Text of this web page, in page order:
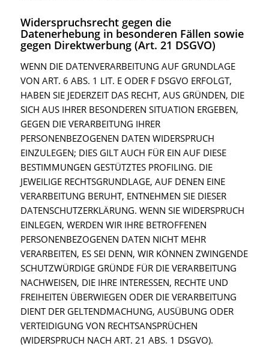
Widerspruchsrecht gegen die
Datenerhebung in besonderen Fällen sowie
gegen Direktwerbung (Art. 21 DSGVO)
WENN DIE DATENVERARBEITUNG AUF GRUNDLAGE
VON ART. 6 ABS. 1 LIT. E ODER F DSGVO ERFOLGT,
HABEN SIE JEDERZEIT DAS RECHT, AUS GRÜNDEN, DIE
SICH AUS IHRER BESONDEREN SITUATION ERGEBEN,
GEGEN DIE VERARBEITUNG IHRER
PERSONENBEZOGENEN DATEN WIDERSPRUCH
EINZULEGEN; DIES GILT AUCH FÜR EIN AUF DIESE
BESTIMMUNGEN GESTÜTZTES PROFILING. DIE
JEWEILIGE RECHTSGRUNDLAGE, AUF DENEN EINE
VERARBEITUNG BERUHT, ENTNEHMEN SIE DIESER
DATENSCHUTZERKLÄRUNG. WENN SIE WIDERSPRUCH
EINLEGEN, WERDEN WIR IHRE BETROFFENEN
PERSONENBEZOGENEN DATEN NICHT MEHR
VERARBEITEN, ES SEI DENN, WIR KÖNNEN ZWINGENDE
SCHUTZWÜRDIGE GRÜNDE FÜR DIE VERARBEITUNG
NACHWEISEN, DIE IHRE INTERESSEN, RECHTE UND
FREIHEITEN ÜBERWIEGEN ODER DIE VERARBEITUNG
DIENT DER GELTENDMACHUNG, AUSÜBUNG ODER
VERTEIDIGUNG VON RECHTSANSPRÜCHEN
(WIDERSPRUCH NACH ART. 21 ABS. 1 DSGVO).